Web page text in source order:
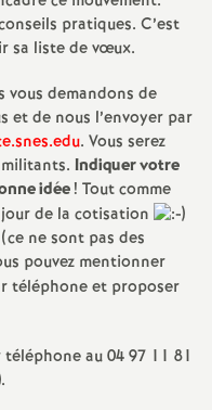
E
n
s
e
i
pratiques. C’est
sa liste de vœux.
vous demandons de
et de nous l’envoyer par
. Vous serez
Indiquer votre
idée! Tout comme
de la cotisation
ne sont pas des
pouvez mentionner
téléphone et proposer
au 04 97 11 81